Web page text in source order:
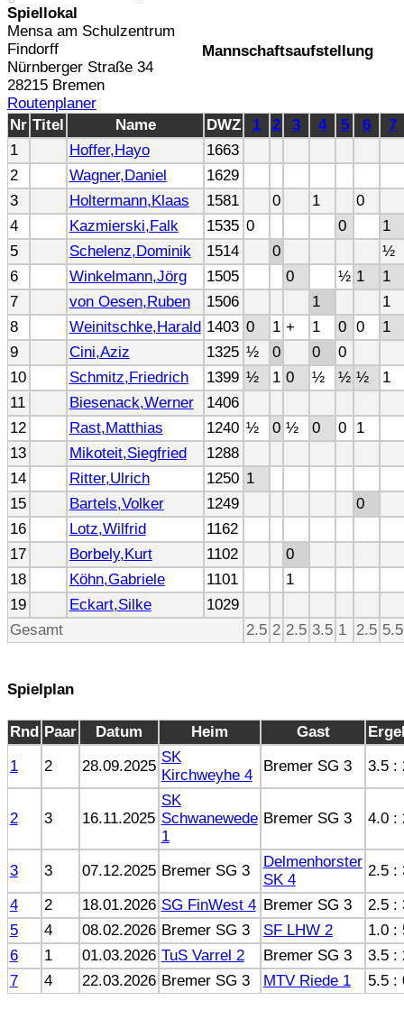
Spiellokal
Mensa am Schulzentrum
Findorff
Nürnberger Straße 34
28215 Bremen
Routenplaner
Mannschaftsaufstellung
Nr Titel Name DWZ 1 2 3 4 5 6
7
1
Hoffer,Hayo
1663
2
Wagner,Daniel
1629
3
Holtermann,Klaas 1581 0 1
0
4
Kazmierski,Falk 1535 0 0
1
5
Schelenz,Dominik 1514 0
½
6
Winkelmann,Jörg 1505 0 ½ 1
1
7
von Oesen,Ruben 1506 1
1
8
Weinitschke,Harald 1403 0 1 + 1 0 0
1
9
Cini,Aziz 1325 ½ 0 0
0
10
Schmitz,Friedrich 1399 ½ 1 0 ½ ½ ½
1
11
Biesenack,Werner
1406
12
Rast,Matthias 1240 ½ 0 ½ 0 0
1
13
Mikoteit,Siegfried
1288
14
Ritter,Ulrich 1250 1
15
Bartels,Volker 1249
0
16
Lotz,Wilfrid
1162
17
Borbely,Kurt 1102
0
18
Köhn,Gabriele 1101
1
19
Eckart,Silke
1029
Gesamt
2.5 2 2.5 3.5 1 2.5 5.5
Spielplan
Rnd Paar Datum Heim Gast
1
2 28.09.2025
SK
Kirchweyhe 4
Bremer SG 3 3.5 :
2 3 16.11.2025
SK
Schwanewede
1
Bremer SG 3 4.0 :
3 3 07.12.2025 Bremer SG 3
Delmenhorster
SK 4
2.5 :
4
2 18.01.2026 SG FinWest 4 Bremer SG 3
2.5 :
5
4 08.02.2026 Bremer SG 3 SF LHW 2
1.0 :
6
1 01.03.2026 TuS Varrel 2 Bremer SG 3
3.5 :
7
4 22.03.2026 Bremer SG 3 MTV Riede 1 5.5 :